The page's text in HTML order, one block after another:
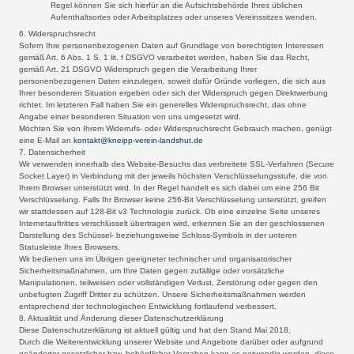
Regel können Sie sich hierfür an die Aufsichtsbehörde Ihres üblichen
Aufenthaltsortes oder Arbeitsplatzes oder unseres Vereinssitzes wenden.
6. Widerspruchsrecht
Sofern Ihre personenbezogenen Daten auf Grundlage von berechtigten Interessen
gemäß Art. 6 Abs. 1 S. 1 lit. f DSGVO verarbeitet werden, haben Sie das Recht,
gemäß Art. 21 DSGVO Widerspruch gegen die Verarbeitung Ihrer
personenbezogenen Daten einzulegen, soweit dafür Gründe vorliegen, die sich aus
Ihrer besonderen Situation ergeben oder sich der Widerspruch gegen Direktwerbung
richtet. Im letzteren Fall haben Sie ein generelles Widerspruchsrecht, das ohne
Angabe einer besonderen Situation von uns umgesetzt wird.
Möchten Sie von Ihrem Widerrufs- oder Widerspruchsrecht Gebrauch machen, genügt
eine E-Mail an kontakt@kneipp-verein-landshut.de
7. Datensicherheit
Wir verwenden innerhalb des Website-Besuchs das verbreitete SSL-Verfahren (Secure
Socket Layer) in Verbindung mit der jeweils höchsten Verschlüsselungsstufe, die von
Ihrem Browser unterstützt wird. In der Regel handelt es sich dabei um eine 256 Bit
Verschlüsselung. Falls Ihr Browser keine 256-Bit Verschlüsselung unterstützt, greifen
wir stattdessen auf 128-Bit v3 Technologie zurück. Ob eine einzelne Seite unseres
Internetauftrittes verschlüsselt übertragen wird, erkennen Sie an der geschlossenen
Darstellung des Schüssel- beziehungsweise Schloss-Symbols in der unteren
Statusleiste Ihres Browsers.
Wir bedienen uns im Übrigen geeigneter technischer und organisatorischer
Sicherheitsmaßnahmen, um Ihre Daten gegen zufällige oder vorsätzliche
Manipulationen, teilweisen oder vollständigen Verlust, Zerstörung oder gegen den
unbefugten Zugriff Dritter zu schützen. Unsere Sicherheitsmaßnahmen werden
entsprechend der technologischen Entwicklung fortlaufend verbessert.
8. Aktualität und Änderung dieser Datenschutzerklärung
Diese Datenschutzerklärung ist aktuell gültig und hat den Stand Mai 2018.
Durch die Weiterentwicklung unserer Website und Angebote darüber oder aufgrund